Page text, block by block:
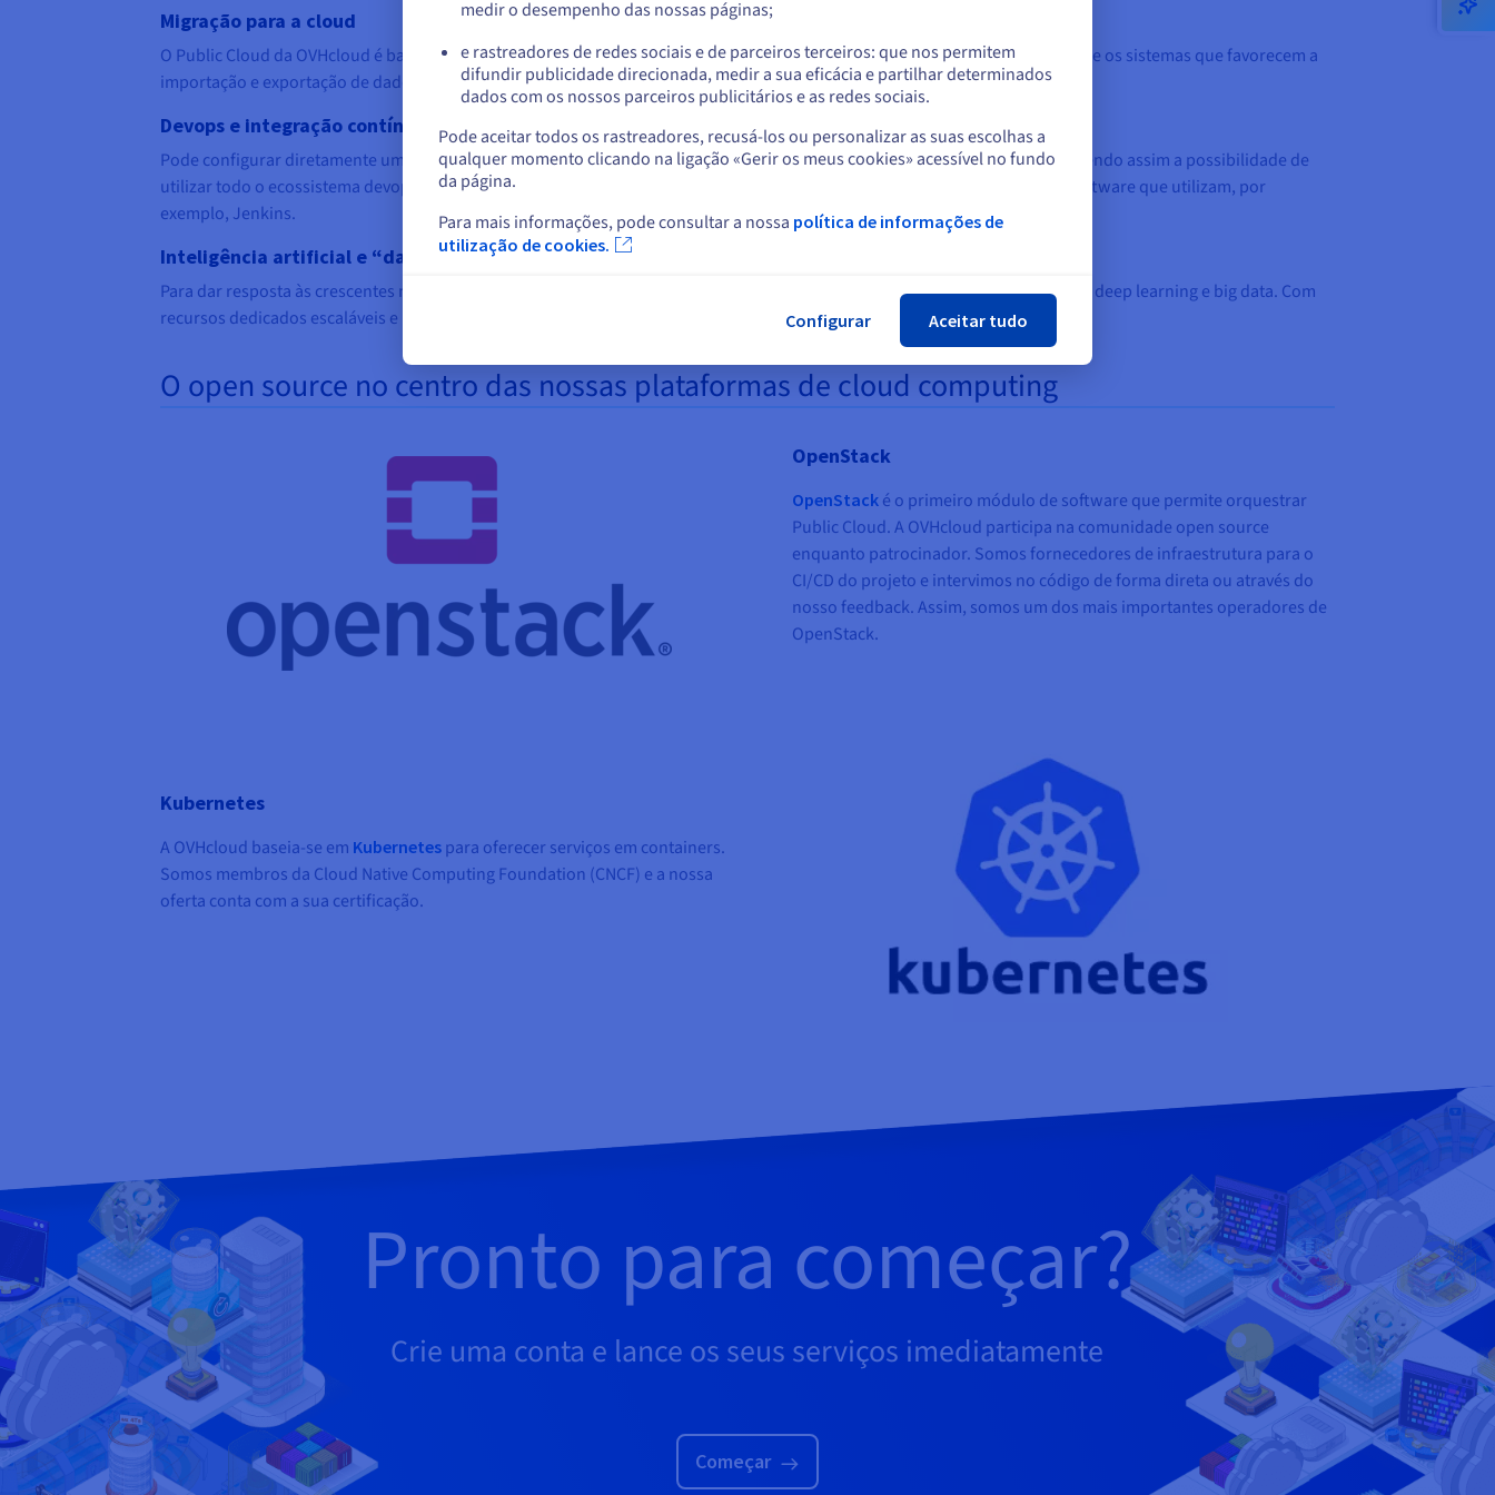
Migração para a cloud
O Public Cloud da OVHcloud é baseado em módulos tecnológicos standard no mercado e oferece compatibilidade nativa entre os sistemas que favorecem a
importação e exportação de dados.
Devops e integração contínua
Pode configurar diretamente uma grande quantidade de ferramentas para que funcionem com o nosso Public Cloud, oferecendo assim a possibilidade de
utilizar todo o ecossistema devops, como Terraform ou Ansible, e apoiar-se nos recursos da OVHcloud para as fábricas de software que utilizam, por
exemplo, Jenkins.
Inteligência artificial e “data driven business”
Para dar resposta às crescentes necessidades de manipulação e análise de dados, oferecemos soluções de machine learning, deep learning e big data. Com
recursos dedicados escaláveis e uma capacidade de armazenamento extensível, tudo é possível.
O open source no centro das nossas plataformas de cloud computing
OpenStack
OpenStack é o primeiro módulo de software que permite orquestrar
Public Cloud. A OVHcloud participa na comunidade open source
enquanto patrocinador. Somos fornecedores de infraestrutura para o
CI/CD do projeto e intervimos no código de forma direta ou através do
nosso feedback. Assim, somos um dos mais importantes operadores de
OpenStack.
Kubernetes
A OVHcloud baseia-se em Kubernetes para oferecer serviços em containers.
Somos membros da Cloud Native Computing Foundation (CNCF) e a nossa
oferta conta com a sua certificação.
Pronto para começar?
Crie uma conta e lance os seus serviços imediatamente
Começar
ou
Ficar no website atual
Selecionar outro website
medir o desempenho das nossas páginas;
e rastreadores de redes sociais e de parceiros terceiros: que nos permitem
difundir publicidade direcionada, medir a sua eficácia e partilhar determinados
dados com os nossos parceiros publicitários e as redes sociais.
Pode aceitar todos os rastreadores, recusá-los ou personalizar as suas escolhas a
qualquer momento clicando na ligação «Gerir os meus cookies» acessível no fundo
da página.
Para mais informações, pode consultar a nossa política de informações de
utilização de cookies.
Configurar Aceitar tudo